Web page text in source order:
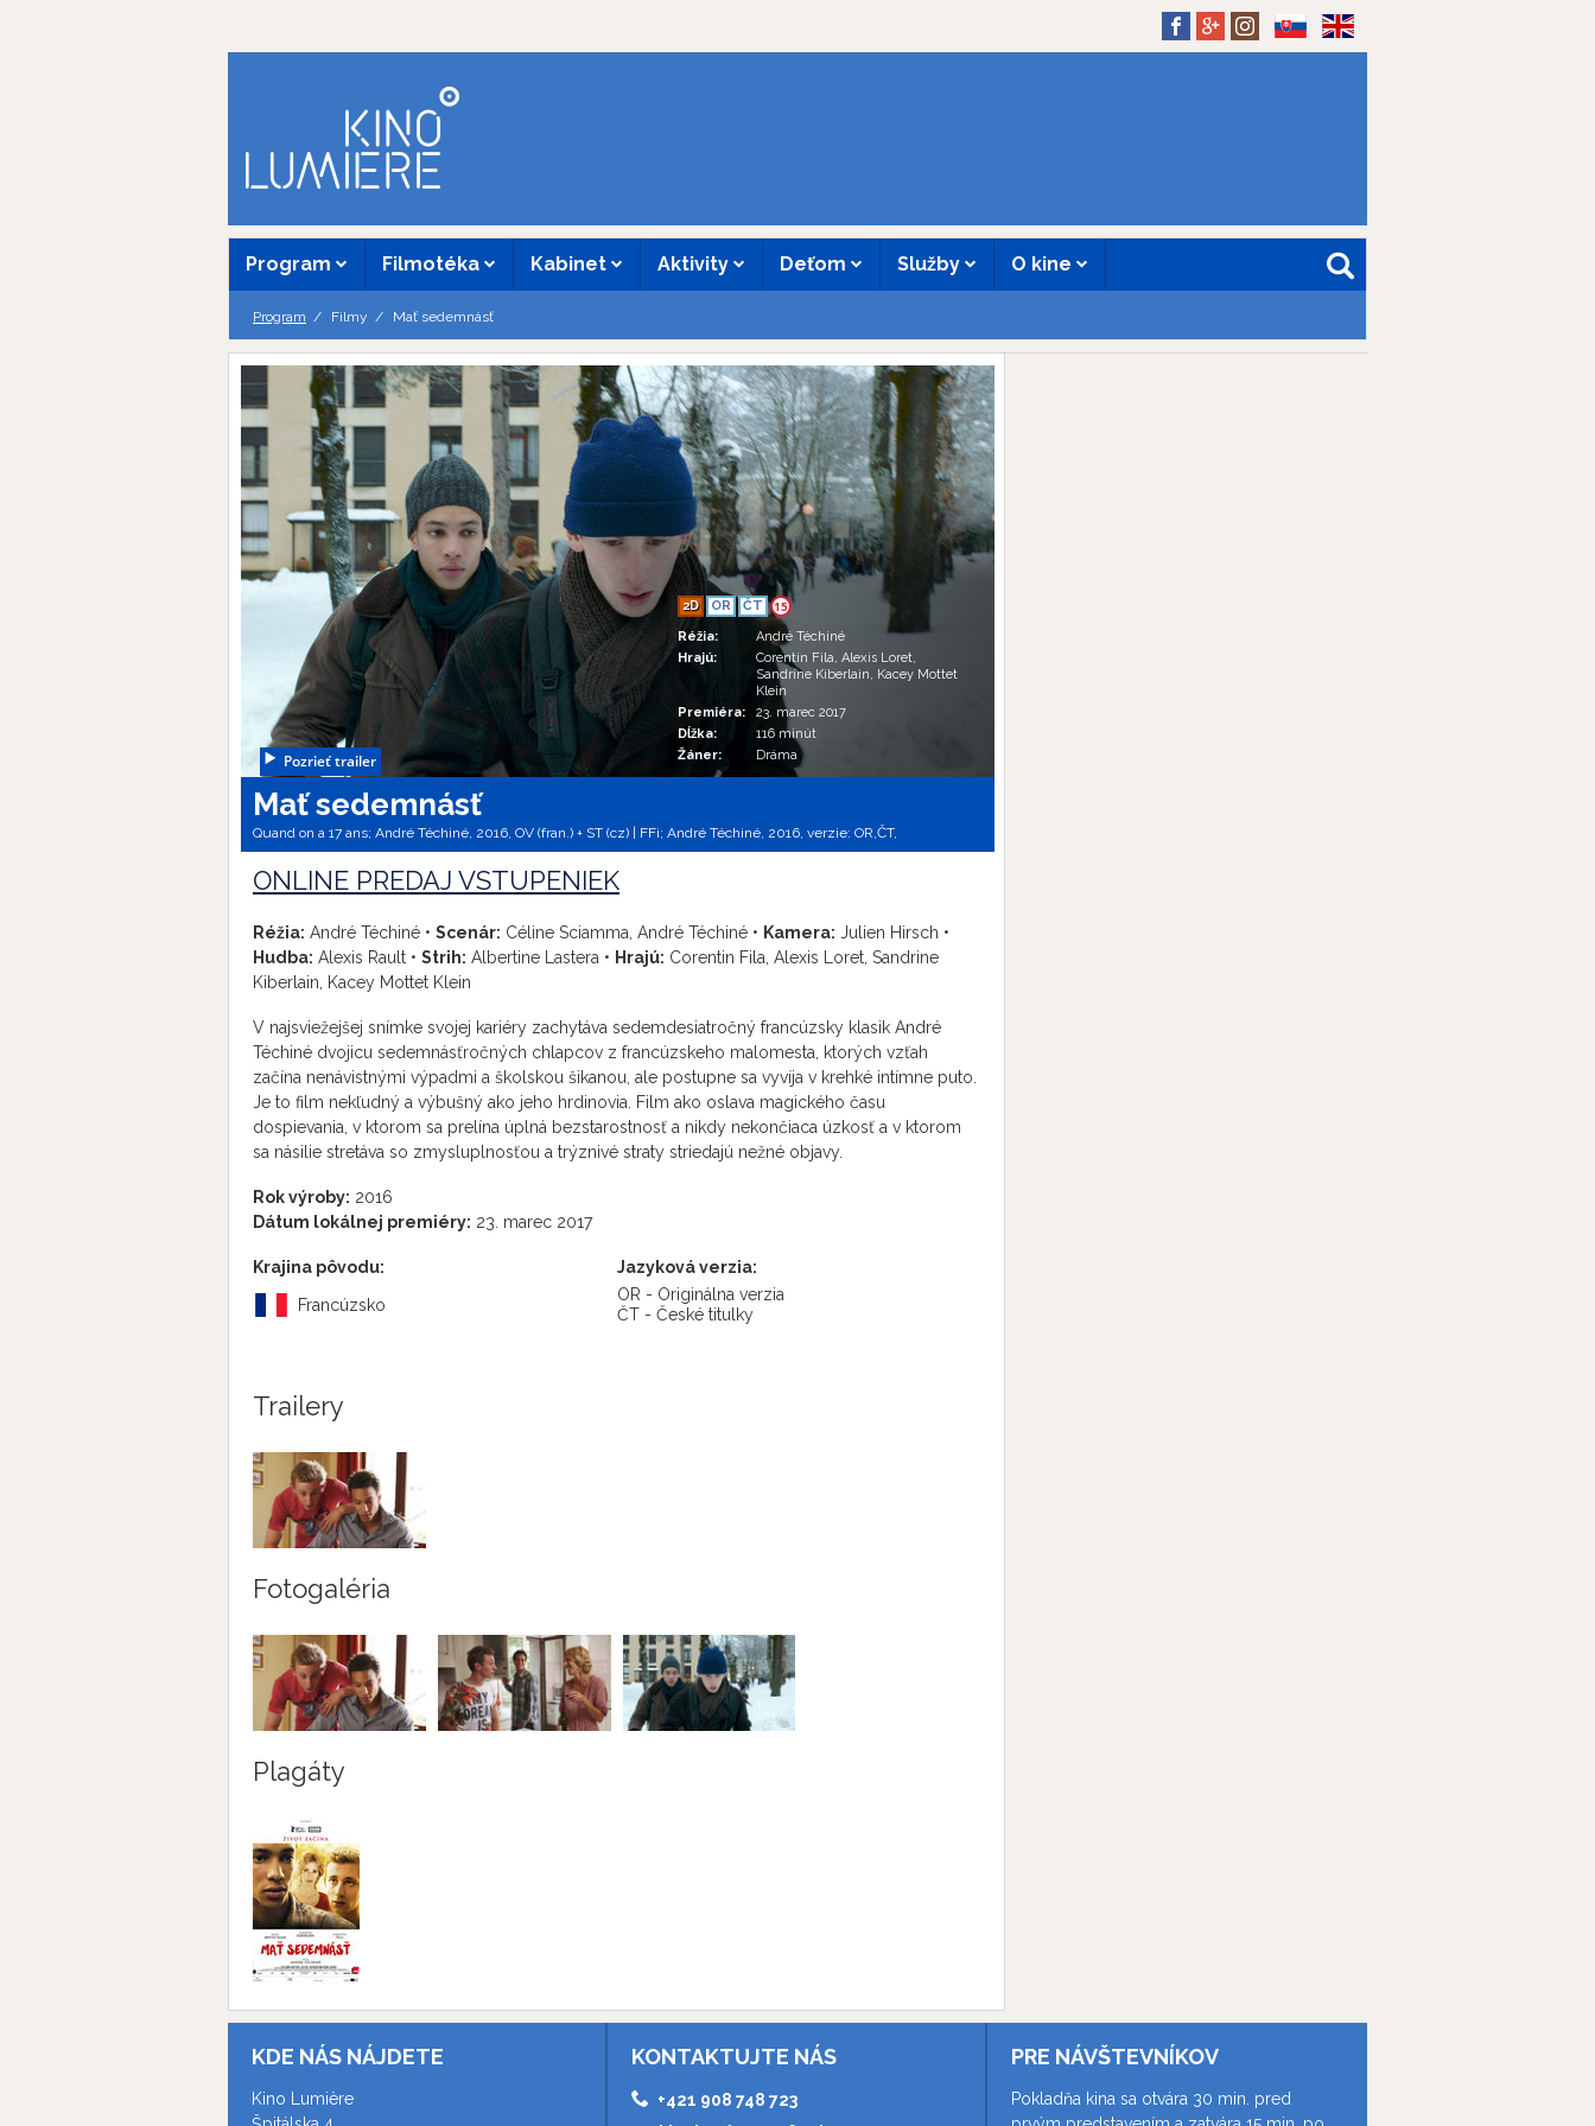
Program Filmotéka Kabinet Aktivity Deťom Služby O kine
Program Filmy Mať sedemnásť
Pozrieť trailer
2D OR ČT 15
Réžia:
André Téchiné
Hrajú:
Corentin Fila, Alexis Loret,
Sandrine Kiberlain, Kacey Mottet
Klein
Premiéra:
23. marec 2017
Dĺžka:
116 minút
Žáner:
Dráma
Mať sedemnásť
Quand on a 17 ans; André Téchiné, 2016, OV (fran.) + ST (cz) | FFi; André Téchiné, 2016, verzie: OR,ČT,
ONLINE PREDAJ VSTUPENIEK
Réžia: André Téchiné • Scenár: Céline Sciamma, André Téchiné • Kamera: Julien Hirsch •
Hudba: Alexis Rault • Strih: Albertine Lastera • Hrajú: Corentin Fila, Alexis Loret, Sandrine
Kiberlain, Kacey Mottet Klein
V najsviežejšej snímke svojej kariéry zachytáva sedemdesiatročný francúzsky klasik André
Téchiné dvojicu sedemnásťročných chlapcov z francúzskeho malomesta, ktorých vzťah
začína nenávistnými výpadmi a školskou šikanou, ale postupne sa vyvíja v krehké intímne puto.
Je to film nekľudný a výbušný ako jeho hrdinovia. Film ako oslava magického času
dospievania, v ktorom sa prelína úplná bezstarostnosť a nikdy nekončiaca úzkosť a v ktorom
sa násilie stretáva so zmysluplnosťou a trýznivé straty striedajú nežné objavy.
Rok výroby: 2016
Dátum lokálnej premiéry: 23. marec 2017
Krajina pôvodu:
Francúzsko
Jazyková verzia:
OR - Originálna verzia
ČT - České titulky
Trailery
Fotogaléria
Plagáty
KDE NÁS NÁJDETE
Kino Lumière
KONTAKTUJTE NÁS
+421 908 748 723
PRE NÁVŠTEVNÍKOV
Pokladňa kina sa otvára 30 min. pred